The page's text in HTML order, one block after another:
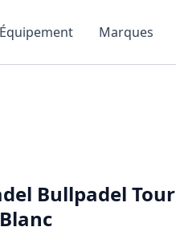
Équipement Marques
Bullpadel